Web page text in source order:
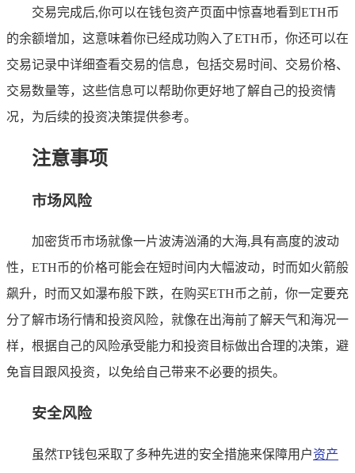
交易完成后,你可以在钱包资产页面中惊喜地看到ETH币
的余额增加，这意味着你已经成功购入了ETH币，你还可以在
交易记录中详细查看交易的信息，包括交易时间、交易价格、
交易数量等，这些信息可以帮助你更好地了解自己的投资情
况，为后续的投资决策提供参考。
注意事项
市场风险
加密货币市场就像一片波涛汹涌的大海,具有高度的波动
性，ETH币的价格可能会在短时间内大幅波动，时而如火箭般
飙升，时而又如瀑布般下跌，在购买ETH币之前，你一定要充
分了解市场行情和投资风险，就像在出海前了解天气和海况一
样，根据自己的风险承受能力和投资目标做出合理的决策，避
免盲目跟风投资，以免给自己带来不必要的损失。
安全风险
虽然TP钱包采取了多种先进的安全措施来保障用户资产